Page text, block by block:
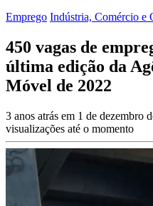
Emprego Indústria, Comércio e
450 vagas de
última edição da
Móvel de 2022
3 anos atrás em 1 de dezembro
visualizações até o momento